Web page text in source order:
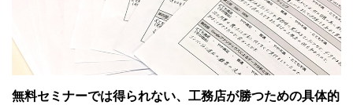
無料セミナーでは得られない、工務店が勝つための具体的